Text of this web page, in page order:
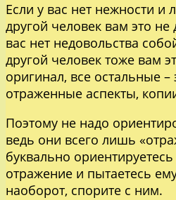
Если у вас нет нежности и
другой человек вам это не
вас нет недовольства
другой человек тоже вам
оригинал, все остальные
отраженные аспекты,
Поэтому не надо
ведь они всего лишь
буквально
отражение и пытаетесь
наоборот, спорите с ним.